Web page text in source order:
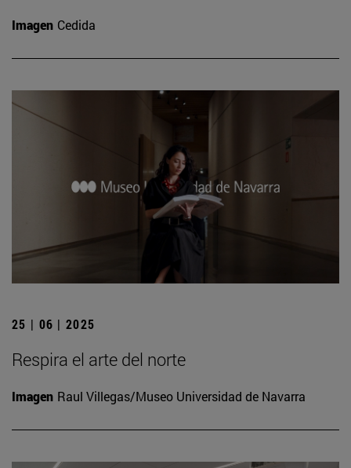
Imagen Cedida
25 | 06 | 2025
Respira el arte del norte
Imagen Raul Villegas/Museo Universidad de Navarra